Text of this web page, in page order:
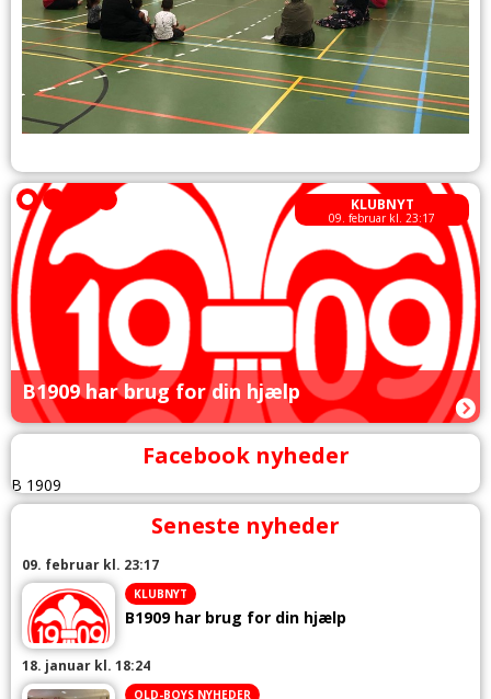
KLUBNYT
09. februar kl. 23:17
B1909 har brug for din hjælp
Facebook nyheder
B 1909
Seneste nyheder
09. februar kl. 23:17
KLUBNYT
B1909 har brug for din hjælp
18. januar kl. 18:24
OLD-BOYS NYHEDER